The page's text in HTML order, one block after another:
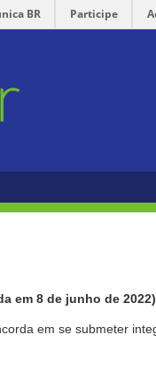
BR Participe
em 8 de junho de 2022)
em se submeter